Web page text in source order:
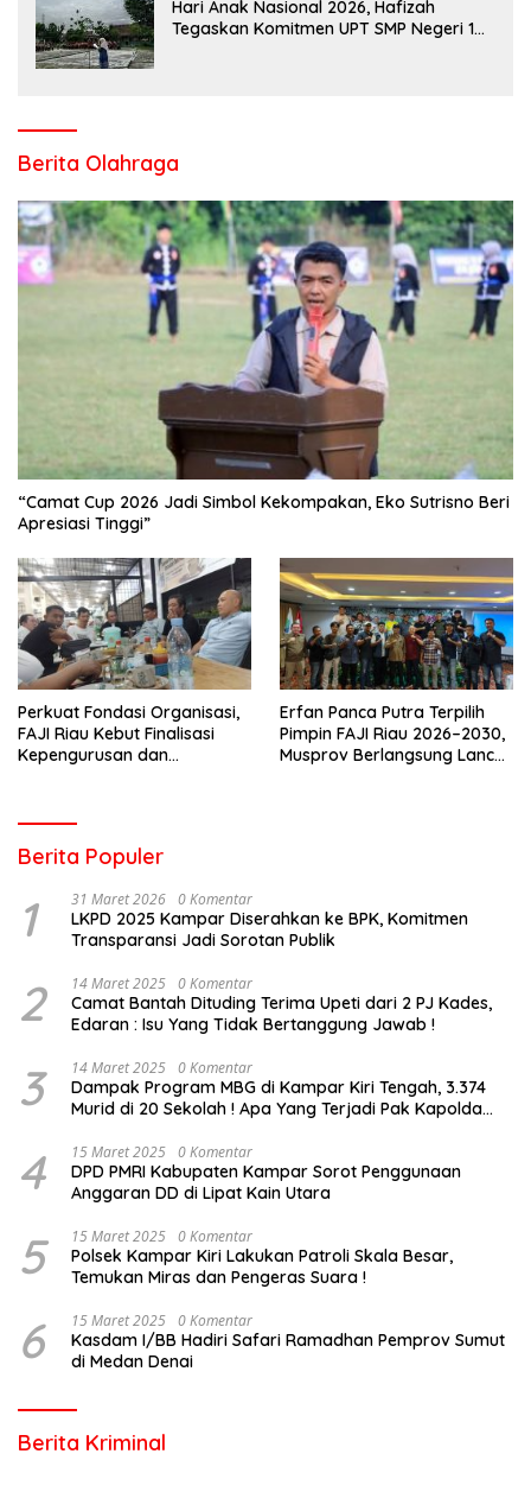
Hari Anak Nasional 2026, Hafizah
Tegaskan Komitmen UPT SMP Negeri 1
Berita Olahraga
“Camat Cup 2026 Jadi Simbol Kekompakan, Eko Sutrisno Beri
Apresiasi Tinggi”
Perkuat Fondasi Organisasi,
FAJI Riau Kebut Finalisasi
Kepengurusan dan
Erfan Panca Putra Terpilih
Pimpin FAJI Riau 2026–2030,
Musprov Berlangsung Lancar
Berita Populer
1 31 Maret 2026 0 Komentar
LKPD 2025 Kampar Diserahkan ke BPK, Komitmen
Transparansi Jadi Sorotan Publik
2 14 Maret 2025 0 Komentar
Camat Bantah Dituding Terima Upeti dari 2 PJ Kades,
Edaran : Isu Yang Tidak Bertanggung Jawab !
3 14 Maret 2025 0 Komentar
Dampak Program MBG di Kampar Kiri Tengah, 3.374
Murid di 20 Sekolah ! Apa Yang Terjadi Pak Kapolda
4 15 Maret 2025 0 Komentar
DPD PMRI Kabupaten Kampar Sorot Penggunaan
Anggaran DD di Lipat Kain Utara
5 15 Maret 2025 0 Komentar
Polsek Kampar Kiri Lakukan Patroli Skala Besar,
Temukan Miras dan Pengeras Suara !
6 15 Maret 2025 0 Komentar
Kasdam I/BB Hadiri Safari Ramadhan Pemprov Sumut
di Medan Denai
Berita Kriminal